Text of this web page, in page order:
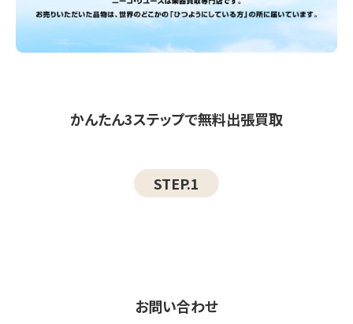
かんたん3ステップで無料出張買取
STEP.1
お問い合わせ